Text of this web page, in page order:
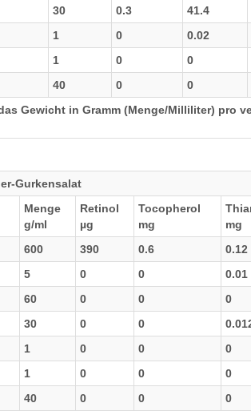
30 0.3 41.4
1 0 0.02
1 0 0
40 0 0
Gewicht in Gramm (Menge/Milliliter) pro
Gurkensalat
Menge
g/ml
Retinol
µg
Tocopherol
mg
mg
600 390 0.6 0.12
5 0 0 0.01
60 0 0 0
30 0 0
1 0 0 0
1 0 0 0
40 0 0 0